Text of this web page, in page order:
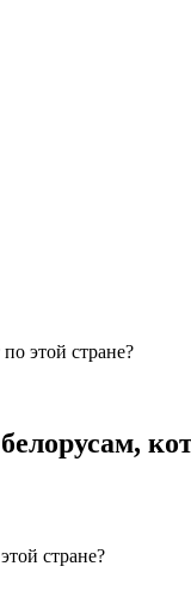
этой стране?